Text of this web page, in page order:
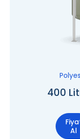
400
Al